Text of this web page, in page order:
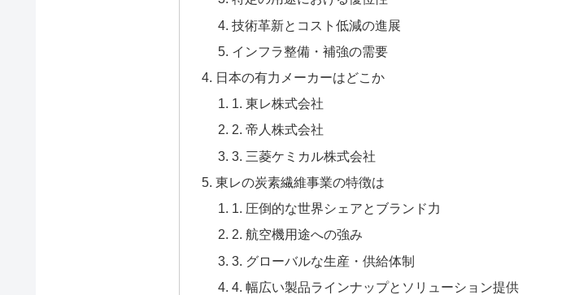
技術革新とコスト低減の進展
インフラ整備・補強の需要
日本の有力メーカーはどこか
1. 東レ株式会社
2. 帝人株式会社
3. 三菱ケミカル株式会社
東レの炭素繊維事業の特徴は
1. 圧倒的な世界シェアとブランド力
2. 航空機用途への強み
3. グローバルな生産・供給体制
4. 幅広い製品ラインナップとソリューション提供